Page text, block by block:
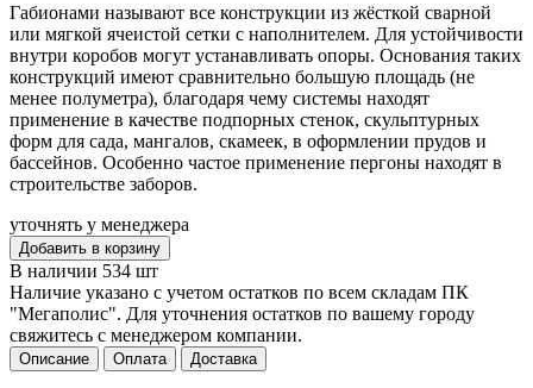
Габионами называют все конструкции из жёсткой сварной
или мягкой ячеистой сетки с наполнителем. Для устойчивости
внутри коробов могут устанавливать опоры. Основания таких
конструкций имеют сравнительно большую площадь (не
менее полуметра), благодаря чему системы находят
применение в качестве подпорных стенок, скульптурных
форм для сада, мангалов, скамеек, в оформлении прудов и
бассейнов. Особенно частое применение пергоны находят в
строительстве заборов.
уточнять у менеджера
Добавить в корзину
В наличии 534 шт
Наличие указано с учетом остатков по всем складам ПК
"Мегаполис". Для уточнения остатков по вашему городу
свяжитесь с менеджером компании.
Описание Оплата Доставка